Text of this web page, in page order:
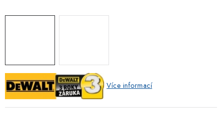
Více informací